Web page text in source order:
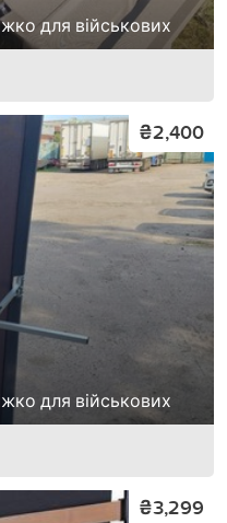
для військових
для військових
₴2,400
₴3,299